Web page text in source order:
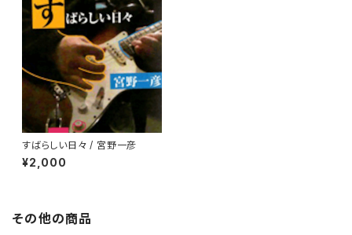
すばらしい日々 / 宮野一彦
¥2,000
その他の商品